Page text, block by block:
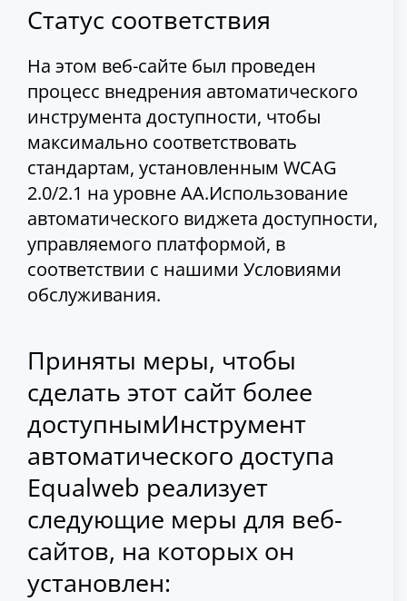
Статус соответствия
На этом веб-сайте был проведен
процесс внедрения автоматического
инструмента доступности, чтобы
максимально соответствовать
стандартам, установленным WCAG
2.0/2.1 на уровне AA.Использование
автоматического виджета доступности,
управляемого платформой, в
соответствии с нашими Условиями
обслуживания.
Приняты меры, чтобы
сделать этот сайт более
доступнымИнструмент
автоматического доступа
Equalweb реализует
следующие меры для веб-
сайтов, на которых он
установлен: